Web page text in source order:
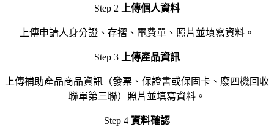
Step 2 上傳個人資料
上傳申請人身分證、存摺、電費單、照片並填寫資料。
Step 3 上傳產品資訊
上傳補助產品商品資訊（發票、保證書或保固卡、廢四機回收
聯單第三聯）照片並填寫資料。
Step 4 資料確認